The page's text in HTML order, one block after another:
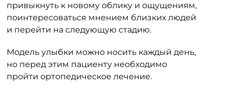
привыкнуть к новому облику и ощущениям,
поинтересоваться мнением близких людей
и перейти на следующую стадию.
Модель улыбки можно носить каждый день,
но перед этим пациенту необходимо
пройти ортопедическое лечение.